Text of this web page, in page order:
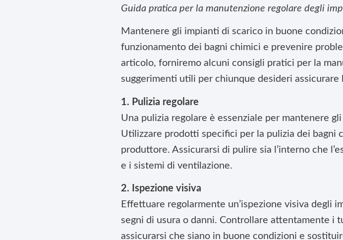
Guida pratica per la manutenzione regolare degli
Mantenere gli impianti di scarico in buone
funzionamento dei bagni chimici e prevenire
articolo, forniremo alcuni consigli pratici per la
suggerimenti utili per chiunque desideri assicurare
1. Pulizia regolare
Una pulizia regolare è essenziale per mantenere
Utilizzare prodotti specifici per la pulizia dei bagni
produttore. Assicurarsi di pulire sia l’interno che
e i sistemi di ventilazione.
2. Ispezione visiva
Effettuare regolarmente un’ispezione visiva degli
segni di usura o danni. Controllare attentamente i
assicurarsi che siano in buone condizioni e